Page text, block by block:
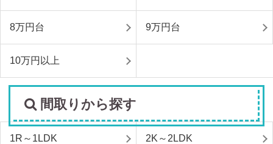
8万円台 9万円台
10万円以上
間取りから探す
1R～1LDK 2K～2LDK